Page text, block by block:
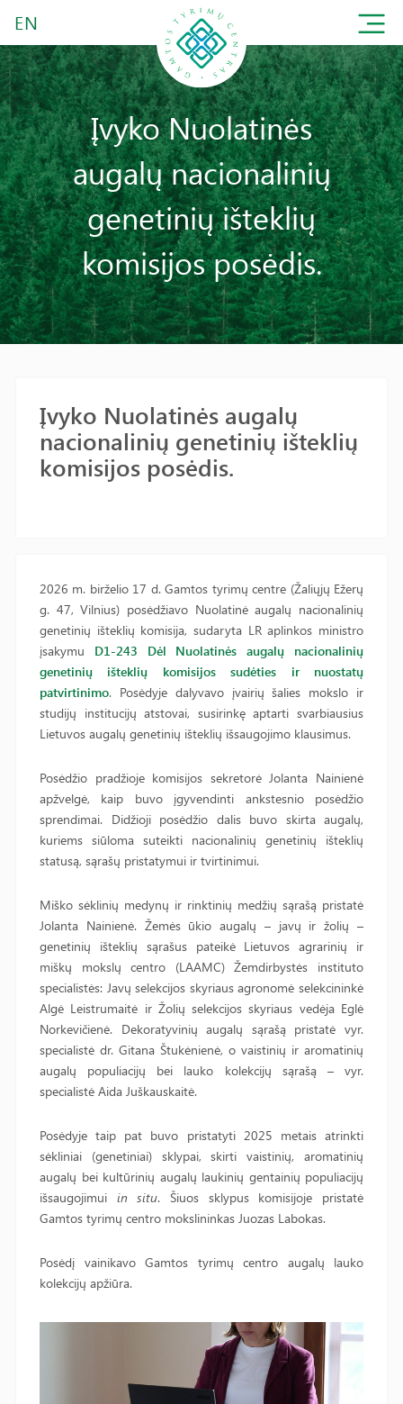
EN
Įvyko Nuolatinės
augalų nacionalinių
genetinių išteklių
komisijos posėdis.
Įvyko Nuolatinės augalų
nacionalinių genetinių išteklių
komisijos posėdis.
2026 m. birželio 17 d. Gamtos tyrimų centre (Žaliųjų Ežerų
g. 47, Vilnius) posėdžiavo Nuolatinė augalų nacionalinių
genetinių išteklių komisija, sudaryta LR aplinkos ministro
įsakymu D1-243 Dėl Nuolatinės augalų nacionalinių
genetinių išteklių komisijos sudėties ir nuostatų
patvirtinimo. Posėdyje dalyvavo įvairių šalies mokslo ir
studijų institucijų atstovai, susirinkę aptarti svarbiausius
Lietuvos augalų genetinių išteklių išsaugojimo klausimus.
Posėdžio pradžioje komisijos sekretorė Jolanta Nainienė
apžvelgė, kaip buvo įgyvendinti ankstesnio posėdžio
sprendimai. Didžioji posėdžio dalis buvo skirta augalų,
kuriems siūloma suteikti nacionalinių genetinių išteklių
statusą, sąrašų pristatymui ir tvirtinimui.
Miško sėklinių medynų ir rinktinių medžių sąrašą pristatė
Jolanta Nainienė. Žemės ūkio augalų – javų ir žolių –
genetinių išteklių sąrašus pateikė Lietuvos agrarinių ir
miškų mokslų centro (LAAMC) Žemdirbystės instituto
specialistės: Javų selekcijos skyriaus agronomė selekcininkė
Algė Leistrumaitė ir Žolių selekcijos skyriaus vedėja Eglė
Norkevičienė. Dekoratyvinių augalų sąrašą pristatė vyr.
specialistė dr. Gitana Štukėnienė, o vaistinių ir aromatinių
augalų populiacijų bei lauko kolekcijų sąrašą – vyr.
specialistė Aida Juškauskaitė.
Posėdyje taip pat buvo pristatyti 2025 metais atrinkti
sėkliniai (genetiniai) sklypai, skirti vaistinių, aromatinių
augalų bei kultūrinių augalų laukinių gentainių populiacijų
išsaugojimui in situ. Šiuos sklypus komisijoje pristatė
Gamtos tyrimų centro mokslininkas Juozas Labokas.
Posėdį vainikavo Gamtos tyrimų centro augalų lauko
kolekcijų apžiūra.